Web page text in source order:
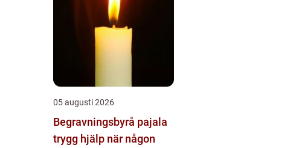
05 augusti 2026
Begravningsbyrå pajala
trygg hjälp när någon